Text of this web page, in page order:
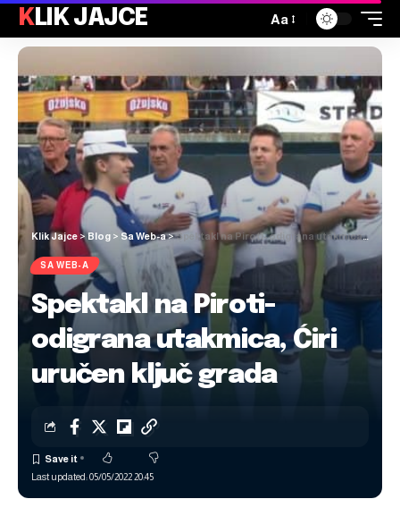
KLIK JAJCE Aa
Klik Jajce>Blog > Sa Web-a>Spektakl na Piroti- odigrana utakmica, Ćiri uručen ključ grada
SA WEB-A
Spektakl na Piroti-
odigrana utakmica, Ćiri
uručen ključ grada
Last updated: 05/05/2022 20:45